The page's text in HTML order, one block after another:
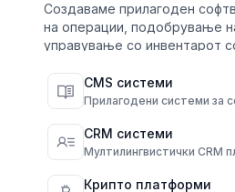
Создаваме прилагоден
на операции, подобрување
управување со инвентарот
CMS системи
Прилагодени системи за
на содржината.
CRM системи
Мултилингвистички CRM
автоматизација на
Крипто платформи